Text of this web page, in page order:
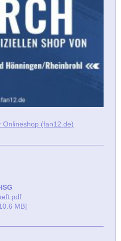
Onlineshop (fan12.de)
MB]